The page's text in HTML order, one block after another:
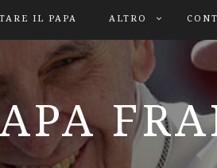
IL PAPA ALTRO